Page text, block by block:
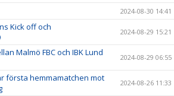
2024-08-30 14:41
Kick off och
2024-08-29 15:21
Malmö FBC och IBK Lund
2024-08-29 06:55
första hemmamatchen mot
2024-08-26 11:33